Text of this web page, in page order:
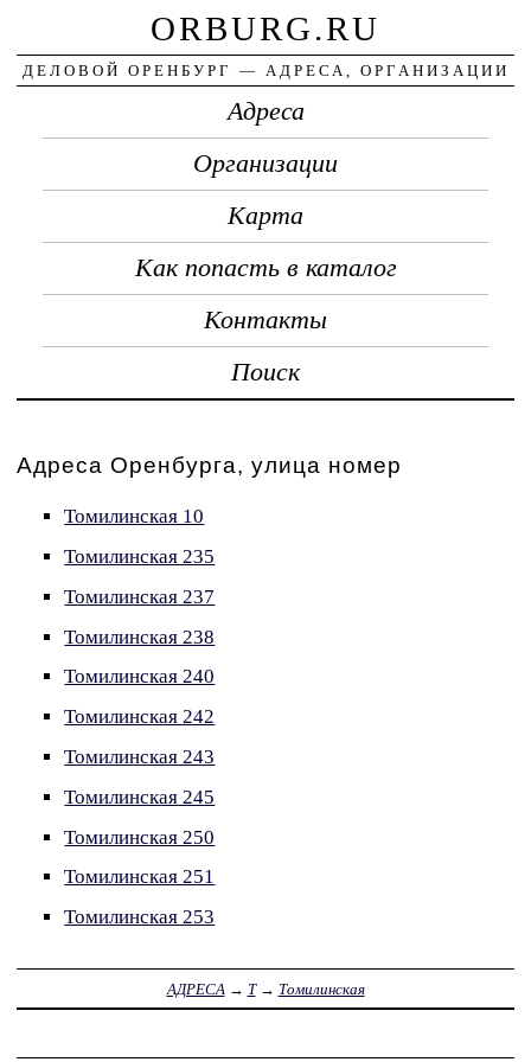
ORBURG.RU
ДЕЛОВОЙ ОРЕНБУРГ — АДРЕСА, ОРГАНИЗАЦИИ
Адреса
Организации
Карта
Как попасть в каталог
Контакты
Поиск
Адреса Оренбурга, улица номер
Томилинская 10
Томилинская 235
Томилинская 237
Томилинская 238
Томилинская 240
Томилинская 242
Томилинская 243
Томилинская 245
Томилинская 250
Томилинская 251
Томилинская 253
АДРЕСА → Т→ Томилинская